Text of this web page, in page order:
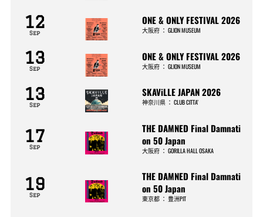
12
Sep
ONE & ONLY FESTIVAL 2026
大阪府 ：GLION MUSEUM
13
Sep
ONE & ONLY FESTIVAL 2026
大阪府 ：GLION MUSEUM
13
Sep
SKAViLLE JAPAN 2026
神奈川県 ：CLUB CITTA’
17
Sep
THE DAMNED Final Damnati
on 50 Japan
大阪府 ：GORILLA HALL OSAKA
19
Sep
THE DAMNED Final Damnati
on 50 Japan
東京都 ：豊洲PIT